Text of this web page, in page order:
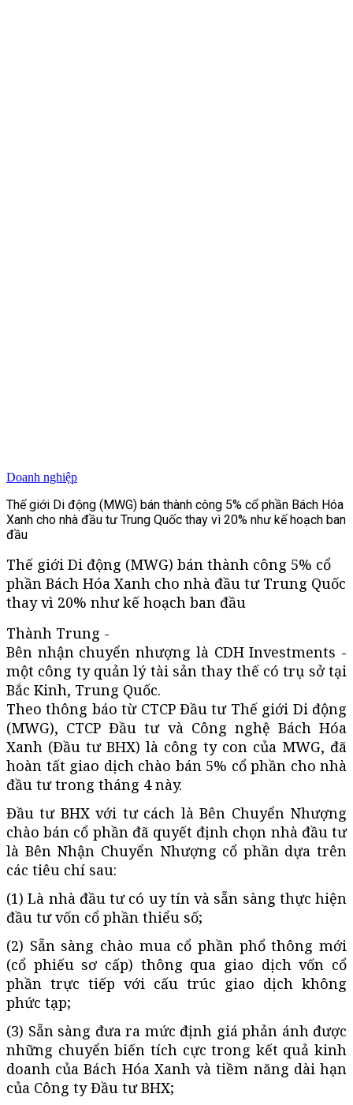
Doanh nghiệp
Thế giới Di động (MWG) bán thành công 5% cổ phần Bách Hóa
Xanh cho nhà đầu tư Trung Quốc thay vì 20% như kế hoạch ban
đầu
Thế giới Di động (MWG) bán thành công 5% cổ
phần Bách Hóa Xanh cho nhà đầu tư Trung Quốc
thay vì 20% như kế hoạch ban đầu
Thành Trung -
Bên nhận chuyển nhượng là CDH Investments -
một công ty quản lý tài sản thay thế có trụ sở tại
Bắc Kinh, Trung Quốc.
Theo thông báo từ CTCP Đầu tư Thế giới Di động
(MWG), CTCP Đầu tư và Công nghệ Bách Hóa
Xanh (Đầu tư BHX) là công ty con của MWG, đã
hoàn tất giao dịch chào bán 5% cổ phần cho nhà
đầu tư trong tháng 4 này.
Đầu tư BHX với tư cách là Bên Chuyển Nhượng
chào bán cổ phần đã quyết định chọn nhà đầu tư
là Bên Nhận Chuyển Nhượng cổ phần dựa trên
các tiêu chí sau:
(1) Là nhà đầu tư có uy tín và sẵn sàng thực hiện
đầu tư vốn cổ phần thiểu số;
(2) Sẵn sàng chào mua cổ phần phổ thông mới
(cổ phiếu sơ cấp) thông qua giao dịch vốn cổ
phần trực tiếp với cấu trúc giao dịch không
phức tạp;
(3) Sẵn sàng đưa ra mức định giá phản ánh được
những chuyển biến tích cực trong kết quả kinh
doanh của Bách Hóa Xanh và tiềm năng dài hạn
của Công ty Đầu tư BHX;